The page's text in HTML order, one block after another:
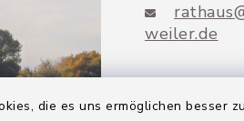
die es uns ermöglichen
weiler.de